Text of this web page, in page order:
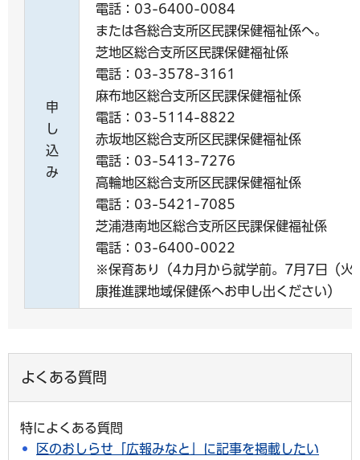
申
し
込
み
電話：03-6400-0084
または各総合支所区民課保健福祉係へ。
芝地区総合支所区民課保健福祉係
電話：03-3578-3161
麻布地区総合支所区民課保健福祉係
電話：03-5114-8822
赤坂地区総合支所区民課保健福祉係
電話：03-5413-7276
高輪地区総合支所区民課保健福祉係
電話：03-5421-7085
芝浦港南地区総合支所区民課保健福祉係
電話：03-6400-0022
※保育あり（4カ月から就学前。7月7日（火
康推進課地域保健係へお申し出ください）
よくある質問
特によくある質問
区のおしらせ「広報みなと」に記事を掲載したい